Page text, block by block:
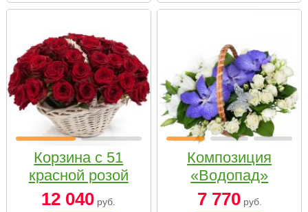
Корзина с 51
красной розой
12 040 руб.
Композиция
«Водопад»
7 770руб.